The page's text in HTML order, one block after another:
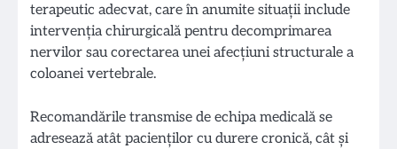
terapeutic adecvat, care în anumite situații include
intervenția chirurgicală pentru decomprimarea
nervilor sau corectarea unei afecțiuni structurale a
coloanei vertebrale.
Recomandările transmise de echipa medicală se
adresează atât pacienților cu durere cronică, cât şi